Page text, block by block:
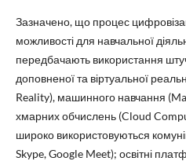
Зазначено, що процес
можливості для навчальної
передбачають використання
доповненої та віртуальної
Reality), машинного навчання
хмарних обчислень (Cloud
широко використовуються
Skype, Google Meet); освітні